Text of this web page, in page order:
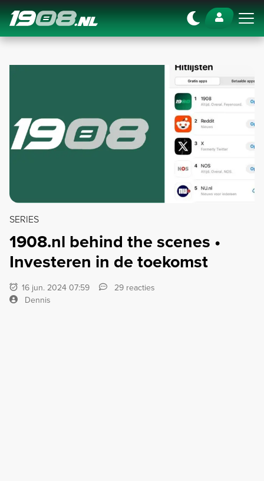
Navigation
SERIES
1908.nl behind the scenes •
Investeren in de toekomst
16 jun. 2024 07:59
29 reacties
Dennis